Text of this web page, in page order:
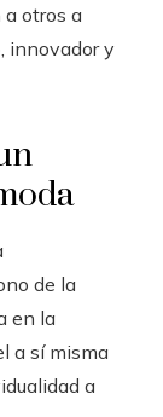
otros a
innovador y
de la
en la
a sí misma
a